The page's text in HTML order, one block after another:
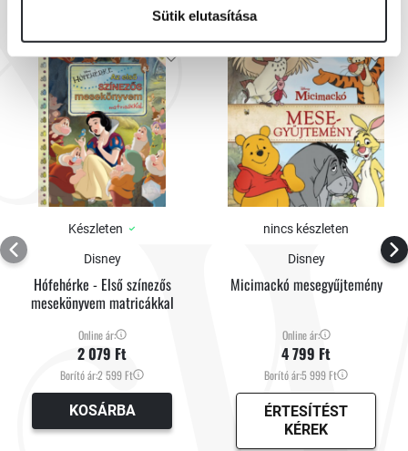
Sütik elutasítása
Készleten
Disney
Hófehérke - Első színezős
mesekönyvem matricákkal
Online ár:
2 079 Ft
Borító ár:2 599 Ft
KOSÁRBA
nincs készleten
Disney
Micimackó mesegyűjtemény
Online ár:
4 799 Ft
Borító ár:5 999 Ft
ÉRTESÍTÉST
KÉREK